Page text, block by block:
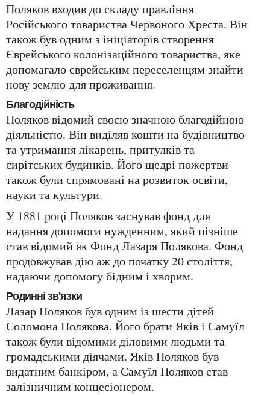
Поляков входив до складу правління
Російського товариства Червоного Хреста. Він
також був одним з ініціаторів створення
Єврейського колонізаційного товариства, яке
допомагало єврейським переселенцям знайти
нову землю для проживання.
Благодійність
Поляков відомий своєю значною благодійною
діяльністю. Він виділяв кошти на будівництво
та утримання лікарень, притулків та
сирітських будинків. Його щедрі пожертви
також були спрямовані на розвиток освіти,
науки та культури.
У 1881 році Поляков заснував фонд для
надання допомоги нужденним, який пізніше
став відомий як Фонд Лазаря Полякова. Фонд
продовжував дію аж до початку 20 століття,
надаючи допомогу бідним і хворим.
Родинні зв'язки
Лазар Поляков був одним із шести дітей
Соломона Полякова. Його брати Яків і Самуїл
також були відомими діловими людьми та
громадськими діячами. Яків Поляков був
видатним банкіром, а Самуїл Поляков став
залізничним концесіонером.